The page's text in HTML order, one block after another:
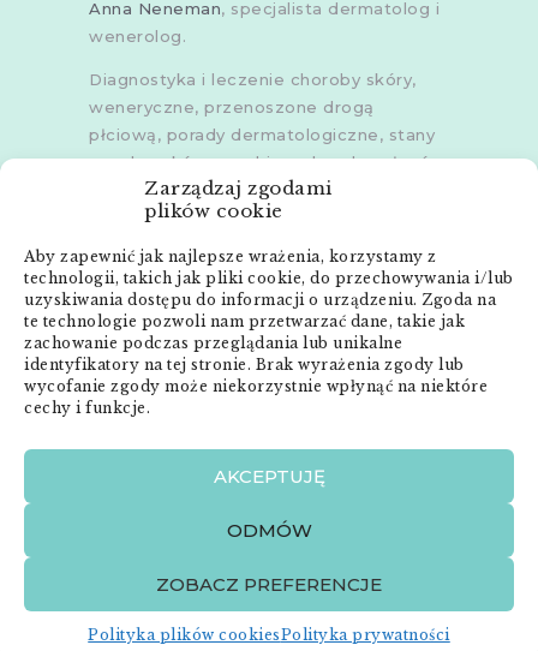
Zarządzaj zgodami
plików cookie
Aby zapewnić jak najlepsze wrażenia, korzystamy z
technologii, takich jak pliki cookie, do przechowywania i/lub
uzyskiwania dostępu do informacji o urządzeniu. Zgoda na
te technologie pozwoli nam przetwarzać dane, takie jak
zachowanie podczas przeglądania lub unikalne
identyfikatory na tej stronie. Brak wyrażenia zgody lub
wycofanie zgody może niekorzystnie wpłynąć na niektóre
cechy i funkcje.
AKCEPTUJĘ
ODMÓW
ZOBACZ PREFERENCJE
Polityka plików cookiesPolityka prywatności
Anna Neneman, specjalista dermatolog i
wenerolog.
Diagnostyka i leczenie choroby skóry,
weneryczne, przenoszone drogą
płciową, porady dermatologiczne, stany
zapalne skóry, grzybice, choroby włosów,
dermoskopia, trichoskopia, u dorosłych i
dzieci.
Gabinety wPoznaniu,Poznaniu -
Złotowska,Skórzewie,Środzie
WielkopolskiejiŚremie
Menu:
Strona główna
Anna Neneman – ZnanyLekarz.pl